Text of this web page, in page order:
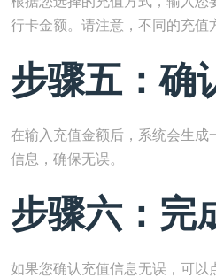
行卡金额。请注意，不同的充值
步骤五：确
在输入充值金额后，系统会生成
信息，确保无误。
步骤六：完
如果您确认充值信息无误，可以